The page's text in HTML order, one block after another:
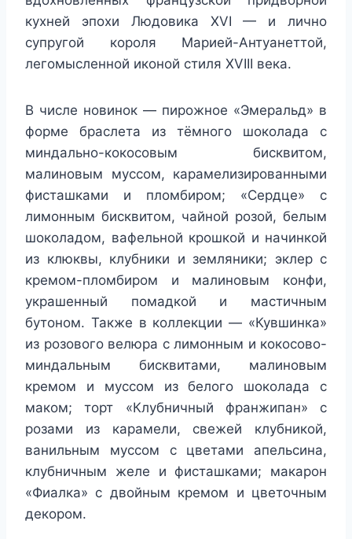
кухней эпохи Людовика XVI — и лично
супругой короля Марией-Антуанеттой,
легомысленной иконой стиля XVIII века.
В числе новинок — пирожное «Эмеральд» в
форме браслета из тёмного шоколада с
миндально-кокосовым бисквитом,
малиновым муссом, карамелизированными
фисташками и пломбиром; «Сердце» с
лимонным бисквитом, чайной розой, белым
шоколадом, вафельной крошкой и начинкой
из клюквы, клубники и земляники; эклер с
кремом-пломбиром и малиновым конфи,
украшенный помадкой и мастичным
бутоном. Также в коллекции — «Кувшинка»
из розового велюра с лимонным и кокосово-
миндальным бисквитами, малиновым
кремом и муссом из белого шоколада с
маком; торт «Клубничный франжипан» с
розами из карамели, свежей клубникой,
ванильным муссом с цветами апельсина,
клубничным желе и фисташками; макарон
«Фиалка» с двойным кремом и цветочным
декором.